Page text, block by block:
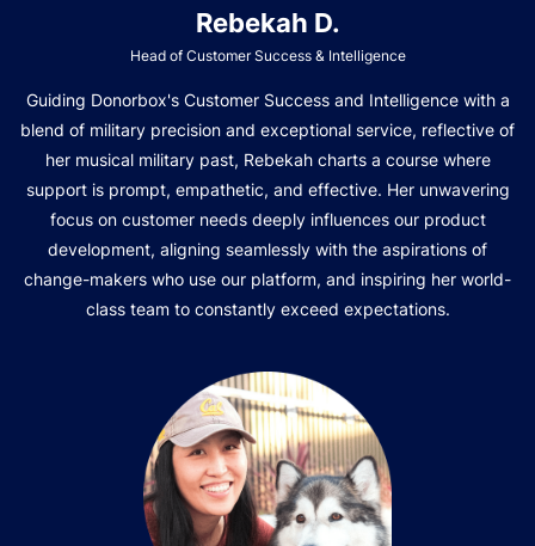
Rebekah D.
Head of Customer Success & Intelligence
Guiding Donorbox's Customer Success and Intelligence with a
blend of military precision and exceptional service, reflective of
her musical military past, Rebekah charts a course where
support is prompt, empathetic, and effective. Her unwavering
focus on customer needs deeply influences our product
development, aligning seamlessly with the aspirations of
change-makers who use our platform, and inspiring her world-
class team to constantly exceed expectations.